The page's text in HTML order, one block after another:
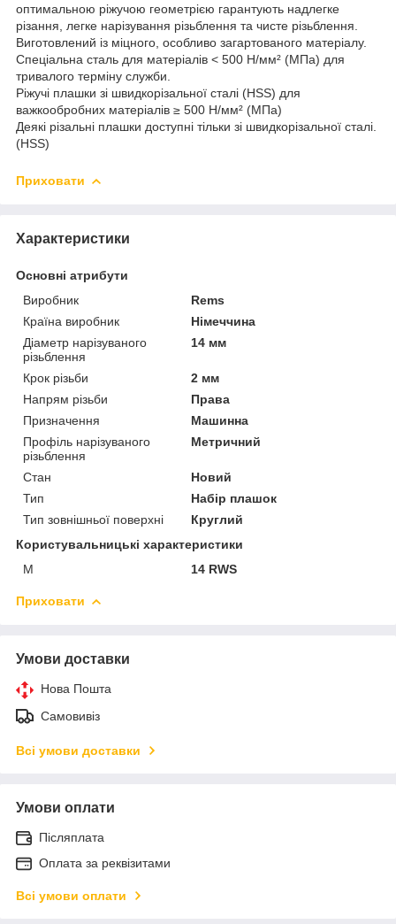
оптимальною ріжучою геометрією гарантують надлегке
різання, легке нарізування різьблення та чисте різьблення.
Виготовлений із міцного, особливо загартованого матеріалу.
Спеціальна сталь для матеріалів < 500 Н/мм² (МПа) для
тривалого терміну служби.
Ріжучі плашки зі швидкорізальної сталі (HSS) для
важкообробних матеріалів ≥ 500 Н/мм² (МПа)
Деякі різальні плашки доступні тільки зі швидкорізальної сталі.
(HSS)
Приховати
Характеристики
Основні атрибути
Виробник
Rems
Країна виробник
Німеччина
Діаметр нарізуваного
різьблення
14 мм
Крок різьби
2 мм
Напрям різьби
Права
Призначення
Машинна
Профіль нарізуваного
різьблення
Метричний
Стан
Новий
Тип
Набір плашок
Тип зовнішньої поверхні
Круглий
Користувальницькі характеристики
M
14 RWS
Приховати
Умови доставки
Нова Пошта
Самовивіз
Всі умови доставки
Умови оплати
Післяплата
Оплата за реквізитами
Всі умови оплати